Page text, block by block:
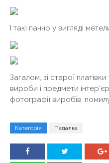
І такі панно у вигляді
Загалом, зі старої
вироби і предмети
фотографії виробів,
Категорія Падалка